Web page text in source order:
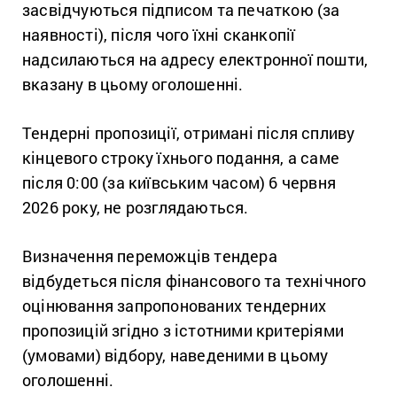
засвідчуються підписом та печаткою (за
наявності), після чого їхні сканкопії
надсилаються на адресу електронної пошти,
вказану в цьому оголошенні.
Тендерні пропозиції, отримані після спливу
кінцевого строку їхнього подання, а саме
після 0:00 (за київським часом) 6 червня
2026 року, не розглядаються.
Визначення переможців тендера
відбудеться після фінансового та технічного
оцінювання запропонованих тендерних
пропозицій згідно з істотними критеріями
(умовами) відбору, наведеними в цьому
оголошенні.